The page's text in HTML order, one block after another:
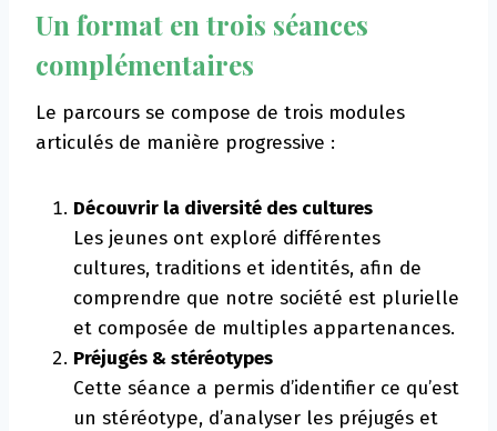
Un format en trois séances
complémentaires
Le parcours se compose de trois modules
articulés de manière progressive :
Découvrir la diversité des cultures
Les jeunes ont exploré différentes
cultures, traditions et identités, afin de
comprendre que notre société est plurielle
et composée de multiples appartenances.
Préjugés & stéréotypes
Cette séance a permis d’identifier ce qu’est
un stéréotype, d’analyser les préjugés et